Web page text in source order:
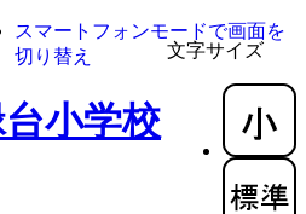
文字サイズ
スマートフォンモードで画面を
切り替え
小学校